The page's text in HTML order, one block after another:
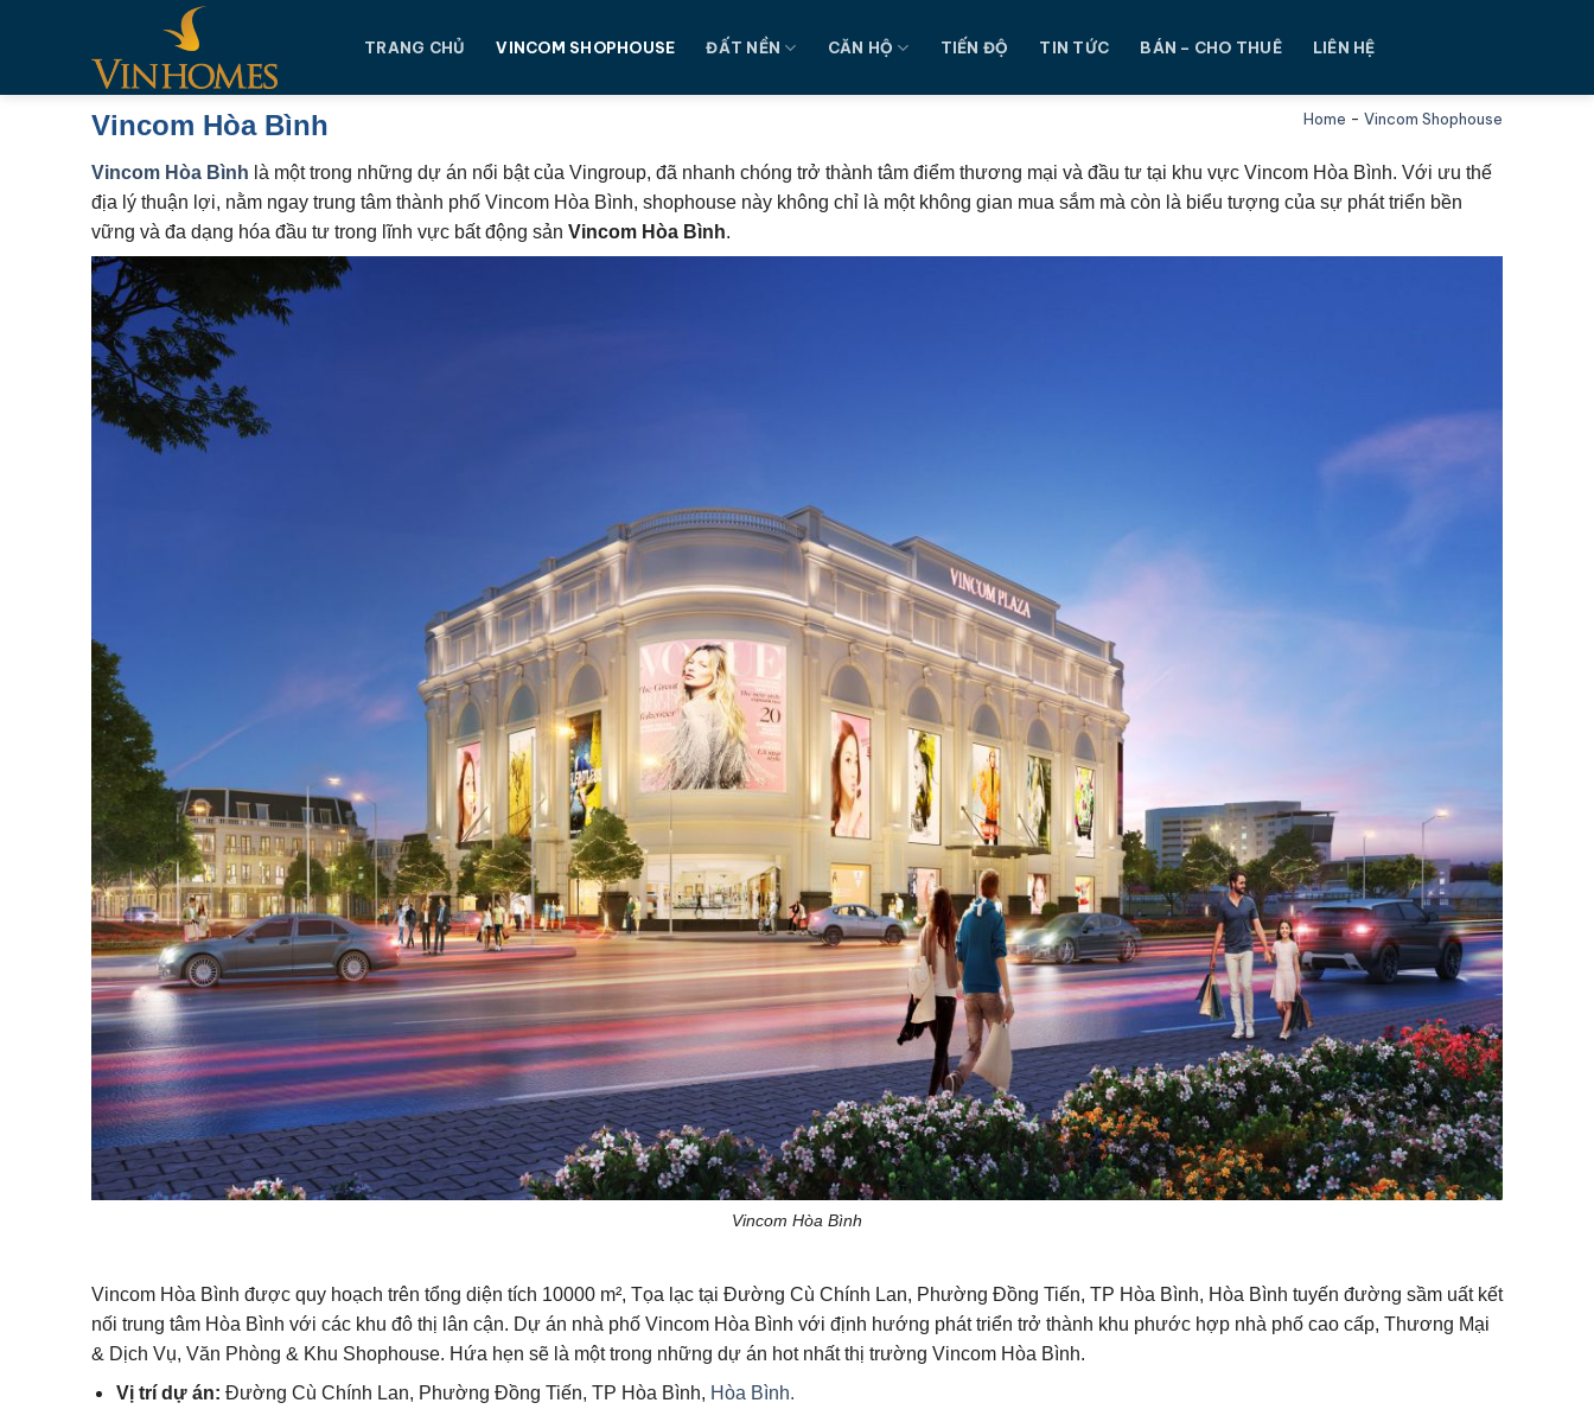
dung
TRANG CHỦ VINCOM SHOPHOUSE ĐẤT NỀN CĂN HỘ TIẾN ĐỘ TIN TỨC BÁN – CHO THUÊ LIÊN HỆ
Vincom Hòa Bình Home - Vincom Shophouse
Vincom Hòa Bình là một trong những dự án nổi bật của Vingroup, đã nhanh chóng trở thành tâm điểm thương mại và đầu tư tại khu vực Vincom Hòa Bình. Với ưu thế
địa lý thuận lợi, nằm ngay trung tâm thành phố Vincom Hòa Bình, shophouse này không chỉ là một không gian mua sắm mà còn là biểu tượng của sự phát triển bền
vững và đa dạng hóa đầu tư trong lĩnh vực bất động sản Vincom Hòa Bình.
Vincom Hòa Bình
Vincom Hòa Bình được quy hoạch trên tổng diện tích 10000 m², Tọa lạc tại Đường Cù Chính Lan, Phường Đồng Tiến, TP Hòa Bình, Hòa Bình tuyến đường sầm uất kết
nối trung tâm Hòa Bình với các khu đô thị lân cận. Dự án nhà phố Vincom Hòa Bình với định hướng phát triển trở thành khu phước hợp nhà phố cao cấp, Thương Mại
& Dịch Vụ, Văn Phòng & Khu Shophouse. Hứa hẹn sẽ là một trong những dự án hot nhất thị trường Vincom Hòa Bình.
Vị trí dự án: Đường Cù Chính Lan, Phường Đồng Tiến, TP Hòa Bình, Hòa Bình.